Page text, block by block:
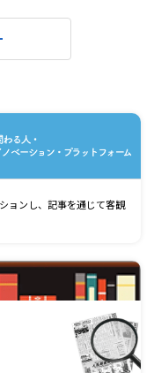
ョンし、記事を通じて客観